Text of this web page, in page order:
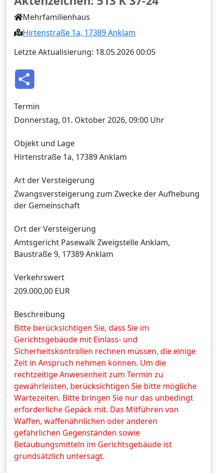
Mehrfamilienhaus
Hirtenstraße 1a, 17389 Anklam
Letzte Aktualisierung: 18.05.2026 00:05
e
n
Termin
Donnerstag, 01. Oktober 2026, 09:00 Uhr
Objekt und Lage
Hirtenstraße 1a, 17389 Anklam
Art der Versteigerung
Zwangsversteigerung zum Zwecke der Aufhebung
der Gemeinschaft
Ort der Versteigerung
Amtsgericht Pasewalk Zweigstelle Anklam,
Baustraße 9, 17389 Anklam
Verkehrswert
209.000,00 EUR
Beschreibung
Bitte berücksichtigen Sie, dass Sie im
Gerichtsgebäude mit Einlass- und
Sicherheitskontrollen rechnen müssen, die einige
Zeit in Anspruch nehmen können. Um die
rechtzeitige Anwesenheit zum Termin zu
gewährleisten, berücksichtigen Sie bitte mögliche
Wartezeiten. Bitte bringen Sie nur das unbedingt
erforderliche Gepäck mit. Das Mitführen von
Waffen, waffenähnlichen oder anderen
gefährlichen Gegenständen sowie
Betäubungsmitteln im Gerichtsgebäude ist
grundsätzlich untersagt.